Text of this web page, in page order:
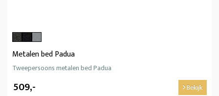
Metalen bed Padua
Tweepersoons metalen bed Padua
509,- Bekijk